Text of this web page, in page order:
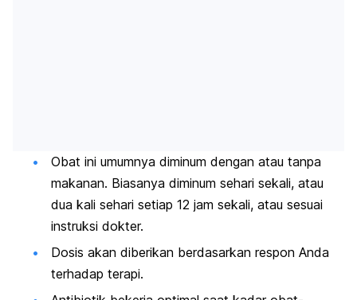
Obat ini umumnya diminum dengan atau tanpa
makanan. Biasanya diminum sehari sekali, atau
dua kali sehari setiap 12 jam sekali, atau sesuai
instruksi dokter.
Dosis akan diberikan berdasarkan respon Anda
terhadap terapi.